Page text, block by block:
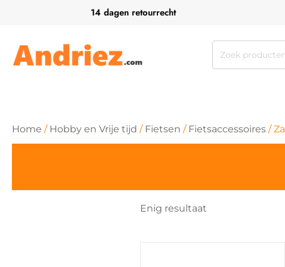
14 dagen retourrecht
Zoeken
Home / Hobby en Vrije tijd / Fietsen / Fietsaccessoires /
Enig resultaat